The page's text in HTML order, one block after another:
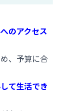
のアクセス
、予算に合
て生活でき